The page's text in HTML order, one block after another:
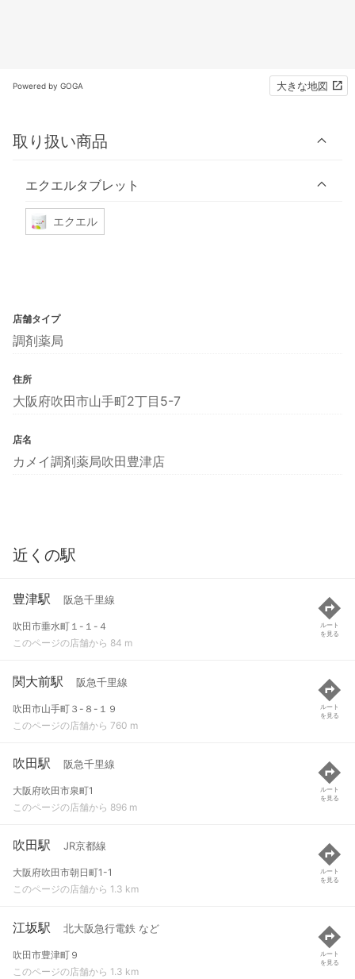
Powered by GOGA 大きな地図
取り扱い商品
エクエルタブレット
エクエル
店舗タイプ
調剤薬局
住所
大阪府吹田市山手町2丁目5-7
店名
カメイ調剤薬局吹田豊津店
近くの駅
豊津駅 阪急千里線
吹田市垂水町１-１-４
このページの店舗から 84 m
ルート
を見る
関大前駅 阪急千里線
吹田市山手町３-８-１９
このページの店舗から 760 m
ルート
を見る
吹田駅 阪急千里線
大阪府吹田市泉町1
このページの店舗から 896 m
ルート
を見る
吹田駅 JR京都線
大阪府吹田市朝日町1-1
このページの店舗から 1.3 km
ルート
を見る
江坂駅 北大阪急行電鉄 など
吹田市豊津町９
このページの店舗から 1.3 km
ルート
を見る